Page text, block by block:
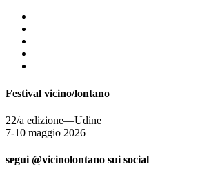
Festival vicino/lontano
22/a edizione—Udine
7-10 maggio 2026
segui @vicinolontano sui social